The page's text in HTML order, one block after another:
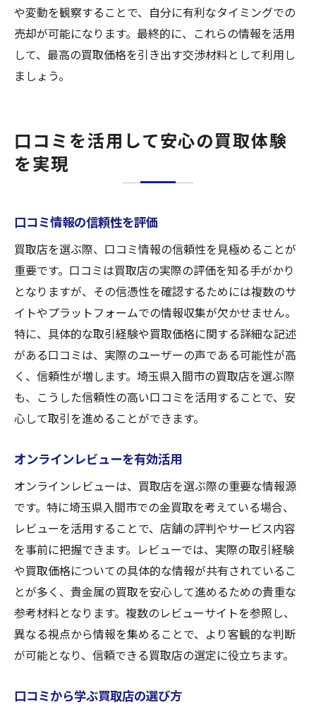
や変動を観察することで、自分に有利なタイミングでの
売却が可能になります。最終的に、これらの情報を活用
して、最高の買取価格を引き出す交渉材料として利用し
ましょう。
口コミを活用して安心の買取体験
を実現
口コミ情報の信頼性を評価
買取店を選ぶ際、口コミ情報の信頼性を見極めることが
重要です。口コミは買取店の実際の評価を知る手がかり
となりますが、その信憑性を確認するためには複数のサ
イトやプラットフォームでの情報収集が欠かせません。
特に、具体的な取引経験や買取価格に関する詳細な記述
がある口コミは、実際のユーザーの声である可能性が高
く、信頼性が増します。埼玉県入間市の買取店を選ぶ際
も、こうした信頼性の高い口コミを活用することで、安
心して取引を進めることができます。
オンラインレビューを有効活用
オンラインレビューは、買取店を選ぶ際の重要な情報源
です。特に埼玉県入間市での金買取を考えている場合、
レビューを活用することで、店舗の評判やサービス内容
を事前に把握できます。レビューでは、実際の取引経験
や買取価格についての具体的な情報が共有されているこ
とが多く、貴金属の買取を安心して進めるための貴重な
参考材料となります。複数のレビューサイトを参照し、
異なる視点から情報を集めることで、より客観的な判断
が可能となり、信頼できる買取店の選定に役立ちます。
口コミから学ぶ買取店の選び方